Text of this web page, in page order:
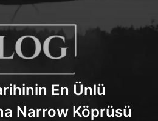
En Ünlü
Narrow Köprüsü